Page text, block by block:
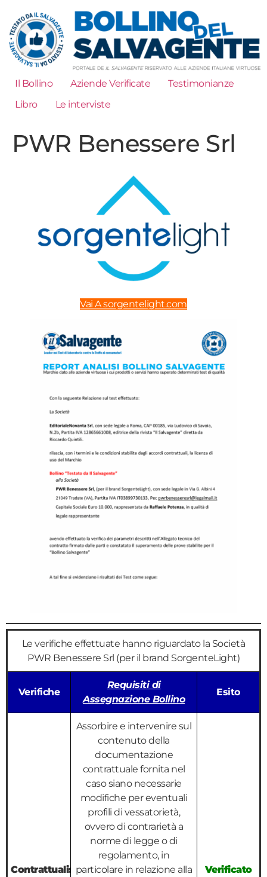
Il Bollino Aziende Verificate
Testimonianze
Libro
Le interviste
PWR Benessere Srl
Vai A sorgentelight.com
Le verifiche effettuate hanno riguardato la Società
PWR Benessere Srl (per il brand SorgenteLight)
Verifiche
Requisiti di
Assegnazione Bollino
Esito
Contrattualistica
Assorbire e intervenire sul
contenuto della
documentazione
contrattuale fornita nel
caso siano necessarie
modifiche per eventuali
profili di vessatorietà,
ovvero di contrarietà a
norme di legge o di
regolamento, in
particolare in relazione alla
Verificato